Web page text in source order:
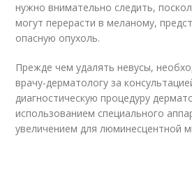
нужно внимательно следить,
могут перерасти в меланому,
опасную опухоль.
Прежде чем удалять невусы,
врачу-дерматологу за
диагностическую процедуру
использованием специального
увеличением для люминесцентной